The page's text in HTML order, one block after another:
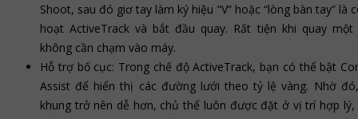
Shoot, sau đó giơ tay làm ký hiệu “V” hoặc “lòng bàn tay” là
hoạt ActiveTrack và bắt đầu quay. Rất tiện khi quay
không cần chạm vào máy.
Hỗ trợ bố cục: Trong chế độ ActiveTrack, bạn có thể bật
Assist để hiển thị các đường lưới theo tỷ lệ vàng. Nhờ
khung trở nên dễ hơn, chủ thể luôn được đặt ở vị trí hợp lý,